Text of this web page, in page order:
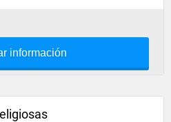
información